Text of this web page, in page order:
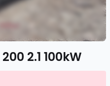
2.1 100kW